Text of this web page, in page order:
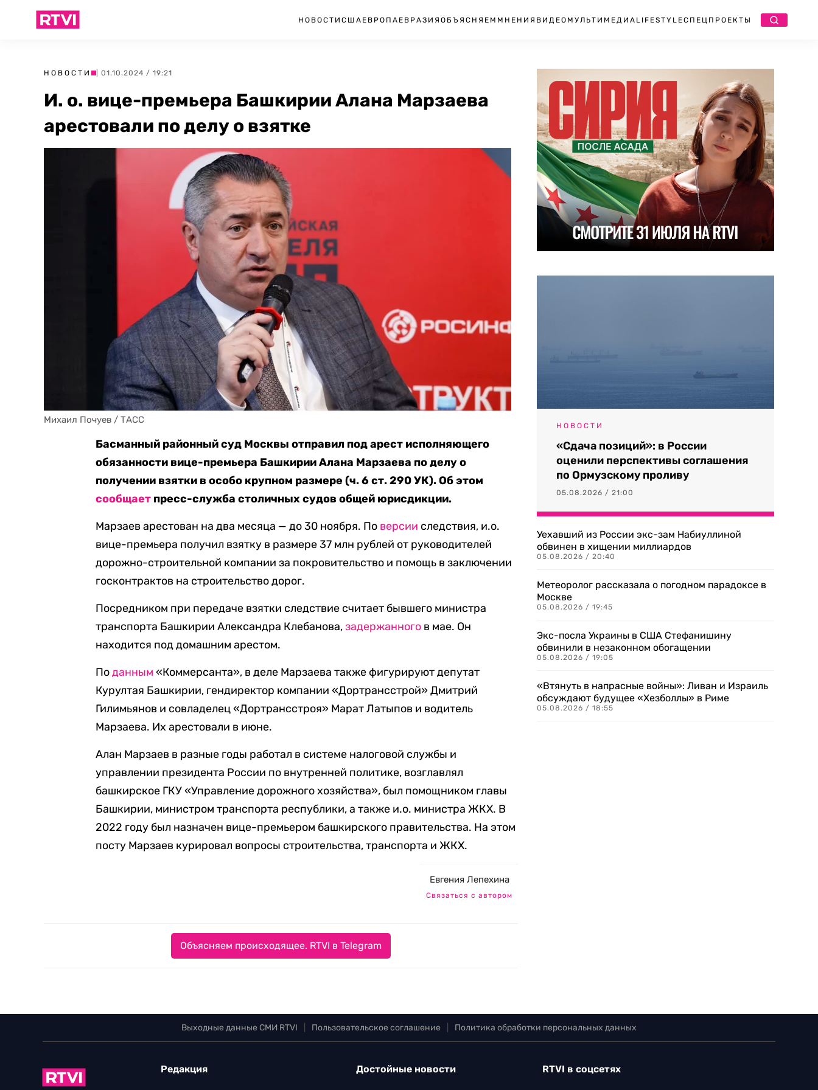
НОВОСТИ США ЕВРОПА ЕВРАЗИЯ ОБЪЯСНЯЕМ МНЕНИЯ ВИДЕО МУЛЬТИМЕДИА LIFESTYLEСПЕЦПРОЕКТЫ
НОВОСТИ | 01.10.2024 / 19:21
И. о. вице-премьера Башкирии Алана Марзаева
арестовали по делу о взятке
Михаил Почуев / ТАСС
Басманный районный суд Москвы отправил под арест исполняющего
обязанности вице-премьера Башкирии Алана Марзаева по делу о
получении взятки в особо крупном размере (ч. 6 ст. 290 УК). Об этом
сообщает пресс-служба столичных судов общей юрисдикции.
Марзаев арестован на два месяца — до 30 ноября. По версии следствия, и.о.
вице-премьера получил взятку в размере 37 млн рублей от руководителей
дорожно-строительной компании за покровительство и помощь в заключении
госконтрактов на строительство дорог.
Посредником при передаче взятки следствие считает бывшего министра
транспорта Башкирии Александра Клебанова,задержанного в мае. Он
находится под домашним арестом.
Поданным «Коммерсанта», в деле Марзаева также фигурируют депутат
Курултая Башкирии, гендиректор компании «Дортрансстрой» Дмитрий
Гилимьянов и совладелец «Дортрансстроя» Марат Латыпов и водитель
Марзаева. Их арестовали в июне.
Алан Марзаев в разные годы работал в системе налоговой службы и
управлении президента России по внутренней политике, возглавлял
башкирское ГКУ «Управление дорожного хозяйства», был помощником главы
Башкирии, министром транспорта республики, а также и.о. министра ЖКХ. В
2022 году был назначен вице-премьером башкирского правительства. На этом
посту Марзаев курировал вопросы строительства, транспорта и ЖКХ.
Евгения Лепехина
Связаться с автором
Объясняем происходящее. RTVI в Telegram
НОВОСТИ
«Сдача позиций»: в России
оценили перспективы соглашения
по Ормузскому проливу
05.08.2026 / 21:00
Уехавший из России экс-зам Набиуллиной
обвинен в хищении миллиардов
05.08.2026 / 20:40
Метеоролог рассказала о погодном парадоксе в
Москве
05.08.2026 / 19:45
Экс-посла Украины в США Стефанишину
обвинили в незаконном обогащении
05.08.2026 / 19:05
«Втянуть в напрасные войны»: Ливан и Израиль
обсуждают будущее «Хезболлы» в Риме
05.08.2026 / 18:55
Выходные данные СМИ RTVI Пользовательское соглашение Политика обработки персональных данных
Редакция Достойные новости RTVI в соцсетях